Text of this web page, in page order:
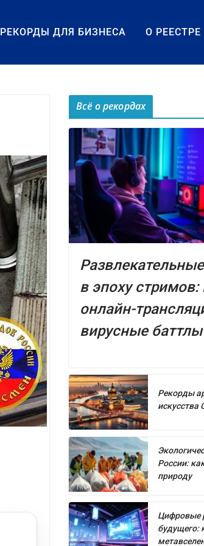
РЕКОРДЫ ДЛЯ БИЗНЕСА О РЕЕСТРЕ
Всё о рекордах
в эпоху
онлайн-
вирусные баттлы
Рекорды
искусства
России:
природу
Цифровые
будущего: